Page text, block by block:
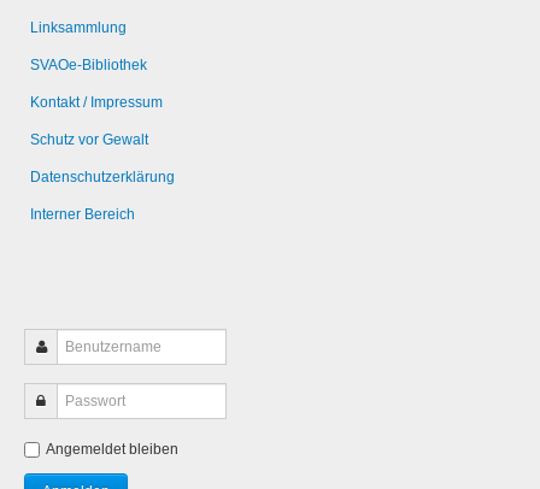
Linksammlung
SVAOe-Bibliothek
Kontakt / Impressum
Schutz vor Gewalt
Datenschutzerklärung
Interner Bereich
Angemeldet bleiben